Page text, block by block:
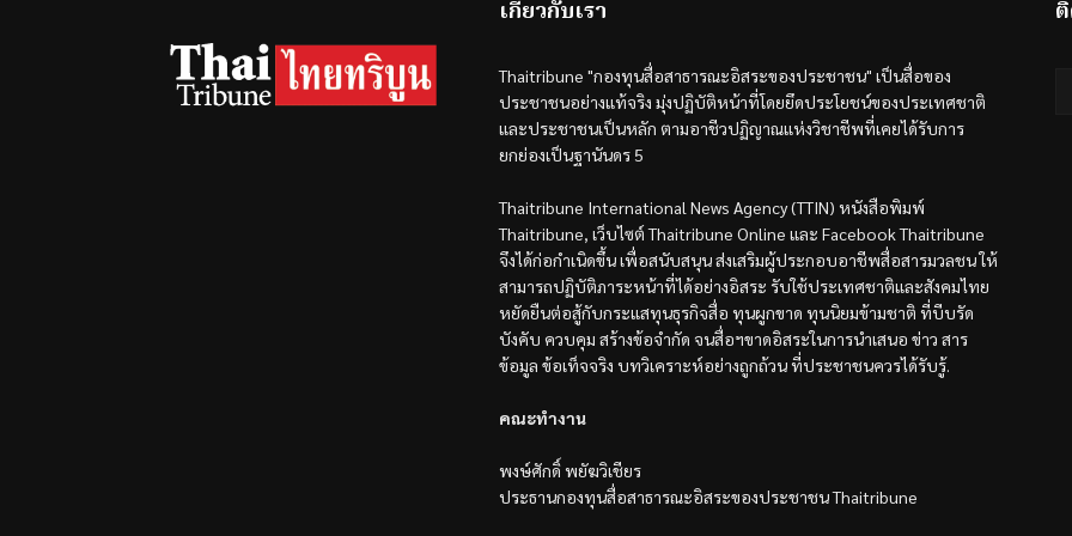
เกี่ยวกับเรา
Thaitribune "กองทุนสื่อสาธารณะอิสระของประชาชน" เป็นสื่อของ
ประชาชนอย่างแท้จริง มุ่งปฏิบัติหน้าที่โดยยึดประโยชน์ของประเทศชาติ
และประชาชนเป็นหลัก ตามอาชีวปฏิญาณแห่งวิชาชีพที่เคยได้รับการ
ยกย่องเป็นฐานันดร 5
Thaitribune International News Agency (TTIN) หนังสือพิมพ์
Thaitribune, เว็บไซต์ Thaitribune Online และ Facebook Thaitribune
จึงได้ก่อกำเนิดขึ้น เพื่อสนับสนุน ส่งเสริมผู้ประกอบอาชีพสื่อสารมวลชน ให้
สามารถปฏิบัติภาระหน้าที่ได้อย่างอิสระ รับใช้ประเทศชาติและสังคมไทย
หยัดยืนต่อสู้กับกระแสทุนธุรกิจสื่อ ทุนผูกขาด ทุนนิยมข้ามชาติ ที่บีบรัด
บังคับ ควบคุม สร้างข้อจำกัด จนสื่อฯขาดอิสระในการนำเสนอ ข่าว สาร
ข้อมูล ข้อเท็จจริง บทวิเคราะห์อย่างถูกถ้วน ที่ประชาชนควรได้รับรู้.
คณะทำงาน
พงษ์ศักดิ์ พยัฆวิเชียร
ประธานกองทุนสื่อสาธารณะอิสระของประชาชน Thaitribune